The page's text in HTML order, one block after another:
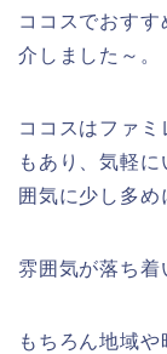
ココスでおす
介しました～。
ココスはファ
もあり、気軽
囲気に少し多め
雰囲気が落ち着
もちろん地域